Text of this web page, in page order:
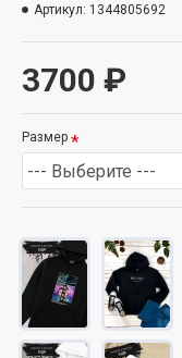
3700 ₽
Артикул: 1344805692
Размер